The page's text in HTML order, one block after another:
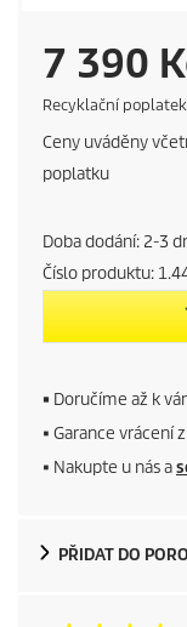
C
u
r
e
n
p
r
d
7 390
E
o
t
a
Recyklační
Ceny uváděny
poplatku
Doba dodání: 2-3
Číslo produktu:
■ Doručíme až k
■ Garance vrácení
■ Nakupte u nás a
PŘIDAT DO